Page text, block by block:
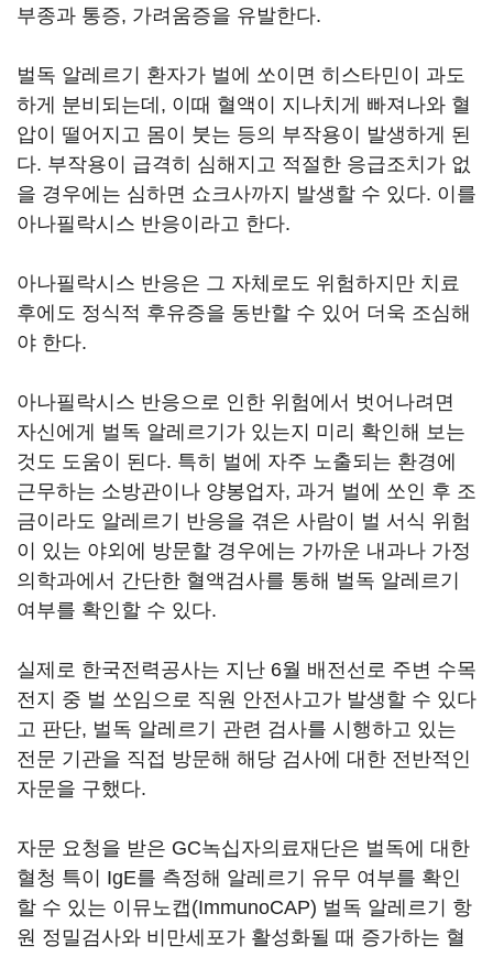
부종과 통증, 가려움증을 유발한다.
벌독 알레르기 환자가 벌에 쏘이면 히스타민이 과도
하게 분비되는데, 이때 혈액이 지나치게 빠져나와 혈
압이 떨어지고 몸이 붓는 등의 부작용이 발생하게 된
다. 부작용이 급격히 심해지고 적절한 응급조치가 없
을 경우에는 심하면 쇼크사까지 발생할 수 있다. 이를
아나필락시스 반응이라고 한다.
아나필락시스 반응은 그 자체로도 위험하지만 치료
후에도 정식적 후유증을 동반할 수 있어 더욱 조심해
야 한다.
아나필락시스 반응으로 인한 위험에서 벗어나려면
자신에게 벌독 알레르기가 있는지 미리 확인해 보는
것도 도움이 된다. 특히 벌에 자주 노출되는 환경에
근무하는 소방관이나 양봉업자, 과거 벌에 쏘인 후 조
금이라도 알레르기 반응을 겪은 사람이 벌 서식 위험
이 있는 야외에 방문할 경우에는 가까운 내과나 가정
의학과에서 간단한 혈액검사를 통해 벌독 알레르기
여부를 확인할 수 있다.
실제로 한국전력공사는 지난 6월 배전선로 주변 수목
전지 중 벌 쏘임으로 직원 안전사고가 발생할 수 있다
고 판단, 벌독 알레르기 관련 검사를 시행하고 있는
전문 기관을 직접 방문해 해당 검사에 대한 전반적인
자문을 구했다.
자문 요청을 받은 GC녹십자의료재단은 벌독에 대한
혈청 특이 IgE를 측정해 알레르기 유무 여부를 확인
할 수 있는 이뮤노캡(ImmunoCAP) 벌독 알레르기 항
원 정밀검사와 비만세포가 활성화될 때 증가하는 혈